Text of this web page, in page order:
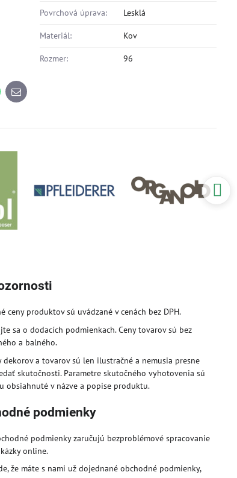
Povrchová úprava: Lesklá
Materiál: Kov
Rozmer: 96
E-
mail
ceny produktov sú uvádzané v cenách bez DPH.
sa o dodacích podmienkach. Ceny tovarov sú bez
a balného.
dekorov a tovarov sú len ilustračné a nemusia presne
skutočnosti. Parametre skutočného vyhotovenia sú
obsiahnuté v názve a popise produktu.
podmienky
podmienky zaručujú bezproblémové spracovanie
online.
že máte s nami už dojednané obchodné podmienky,